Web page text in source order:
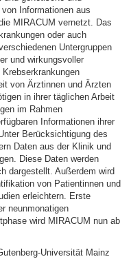
Informationen aus
MIRACUM vernetzt. Das
oder auch
Untergruppen
und wirkungsvoller
von Ärztinnen und Ärzten
in ihrer täglichen Arbeit
im Rahmen
Informationen ihrer
Berücksichtigung des
Daten aus der Klinik und
Diese Daten werden
dargestellt. Außerdem wird
von Patientinnen und
erleichtern. Erste
neunmonatigen
wird MIRACUM nun ab
Universität Mainz